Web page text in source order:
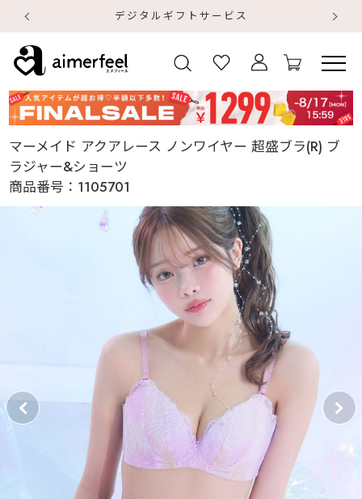
デジタルギフトサービス
マーメイド アクアレース ノンワイヤー 超盛ブラ(R) ブ
ラジャー&ショーツ
商品番号： 1105701